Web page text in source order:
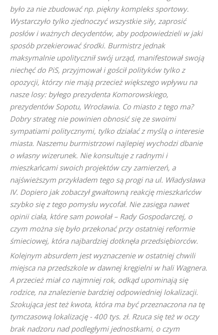
było za nie zbudować np. piękny kompleks sportowy.
Wystarczyło tylko zjednoczyć wszystkie siły, zaprosić
posłów i ważnych decydentów, aby podpowiedzieli w jaki
sposób przekierować środki. Burmistrz jednak
maksymalnie upolitycznił swój urząd, manifestował swoją
niechęć do PiS, przyjmował i gościł polityków tylko z
opozycji, którzy nie mają przecież większego wpływu na
nasze losy: byłego prezydenta Komorowskiego,
prezydentów Sopotu, Wrocławia. Co miasto z tego ma?
Dobry strateg nie powinien obnosić się ze swoimi
sympatiami politycznymi, tylko działać z myślą o interesie
miasta. Naszemu burmistrzowi najlepiej wychodzi dbanie
o własny wizerunek. Nie konsultuje z radnymi i
mieszkańcami swoich projektów czy zamierzeń, a
najświeższym przykładem tego są progi na ul. Władysława
IV. Dopiero jak zobaczył gwałtowną reakcję mieszkańców
szybko się z tego pomysłu wycofał. Nie zasięga nawet
opinii ciała, które sam powołał – Rady Gospodarczej, o
czym można się było przekonać przy ostatniej reformie
śmieciowej, która najbardziej dotknęła przedsiębiorców.
Kolejnym absurdem jest wyznaczenie w ostatniej chwili
miejsca na przedszkole w dawnej kręgielni w hali Wagnera.
A przecież miał co najmniej rok, odkąd upominają się
rodzice, na znalezienie bardziej odpowiedniej lokalizacji.
Szokująca jest też kwota, która ma być przeznaczona na tę
tymczasową lokalizację - 400 tys. zł. Rzuca się też w oczy
brak nadzoru nad podległymi jednostkami, o czym